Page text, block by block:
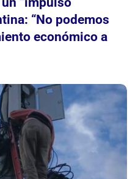
“No podemos
económico a